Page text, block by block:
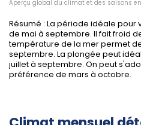
Mai et juin :
Show), événements
musicaux (Isle of
hippiques (Royal Ascot).
carnaval de Notting
Aperçu global du climat et des saisons
Résumé : La période idéale
de mai à septembre. Il fait froid
température de la mer permet
septembre. La plongée peut
juillet à septembre. On peut
préférence de mars à octobre.